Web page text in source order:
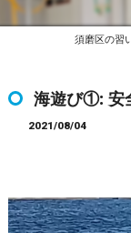
須磨区の習
海遊び①: 安
2021/08/04